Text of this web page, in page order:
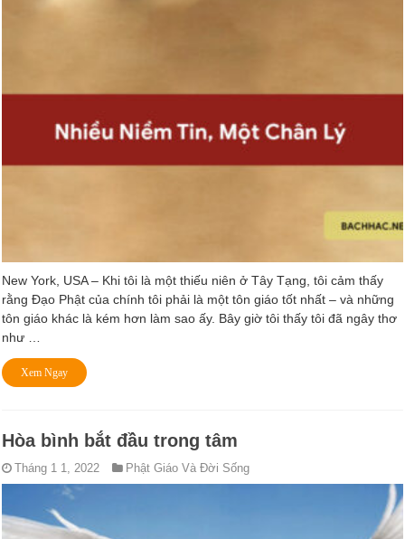
New York, USA – Khi tôi là một thiếu niên ở Tây Tạng, tôi cảm thấy
rằng Đạo Phật của chính tôi phải là một tôn giáo tốt nhất – và những
tôn giáo khác là kém hơn làm sao ấy. Bây giờ tôi thấy tôi đã ngây thơ
như …
Xem Ngay
Hòa bình bắt đầu trong tâm
Tháng 1 1, 2022 Phật Giáo Và Đời Sống